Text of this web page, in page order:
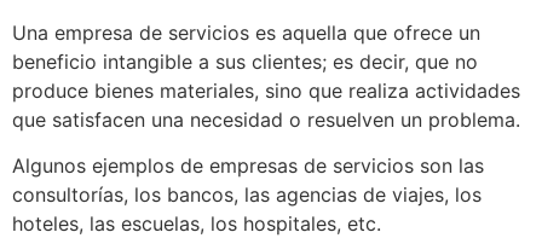
Una empresa de servicios es aquella que ofrece un
beneficio intangible a sus clientes; es decir, que no
produce bienes materiales, sino que realiza actividades
que satisfacen una necesidad o resuelven un problema.
Algunos ejemplos de empresas de servicios son las
consultorías, los bancos, las agencias de viajes, los
hoteles, las escuelas, los hospitales, etc.